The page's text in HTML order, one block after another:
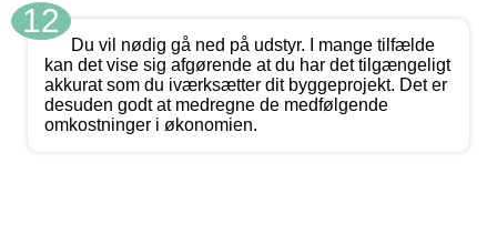
12
Du vil nødig gå ned på udstyr. I mange tilfælde
kan det vise sig afgørende at du har det tilgængeligt
akkurat som du iværksætter dit byggeprojekt. Det er
desuden godt at medregne de medfølgende
omkostninger i økonomien.